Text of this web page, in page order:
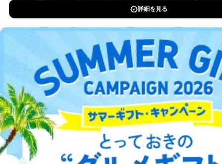
SNS公式アカウン
当社のサービス利用状況の把握お
よびその分析のため
処、オペレーター教育など応対品
質向上のため
その他当社のプライバシーポリシ
ー等にて公表する利用目的達成の
ため
※上記の利用目的のうちNo.1～5については保有個人デ
ータ（開示対象個人情報）の利用目的であり、下記4.の
開示等のご請求に対応させていただきます。
なお、6、7については、パートナー（提携企業）様又は
各SNS運営会社様にご請求いただきますようお願い致し
ます。
３．個人情報の第三者提供について
DOWNLOAD FOR IOS
DOWNLOAD FOR ANDROID
ご利用方法はこちら
総合案内
アフィリエイト 採用情報
プレスリリース お問い合わせ